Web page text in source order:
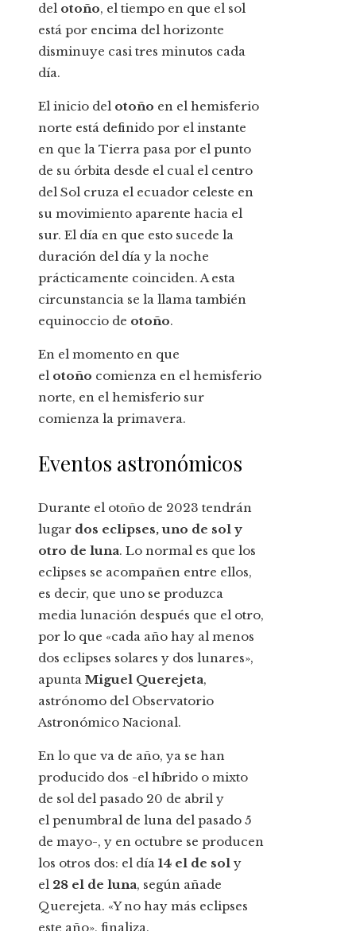
del otoño, el tiempo en que el sol
está por encima del horizonte
disminuye casi tres minutos cada
día.
El inicio del otoño en el hemisferio
norte está definido por el instante
en que la Tierra pasa por el punto
de su órbita desde el cual el centro
del Sol cruza el ecuador celeste en
su movimiento aparente hacia el
sur. El día en que esto sucede la
duración del día y la noche
prácticamente coinciden. A esta
circunstancia se la llama también
equinoccio de otoño.
En el momento en que
el otoño comienza en el hemisferio
norte, en el hemisferio sur
comienza la primavera.
Eventos astronómicos
Durante el otoño de 2023 tendrán
lugar dos eclipses, uno de sol y
otro de luna. Lo normal es que los
eclipses se acompañen entre ellos,
es decir, que uno se produzca
media lunación después que el otro,
por lo que «cada año hay al menos
dos eclipses solares y dos lunares»,
apunta Miguel Querejeta,
astrónomo del Observatorio
Astronómico Nacional.
En lo que va de año, ya se han
producido dos -el híbrido o mixto
de sol del pasado 20 de abril y
el penumbral de luna del pasado 5
de mayo-, y en octubre se producen
los otros dos: el día 14 el de sol y
el 28 el de luna, según añade
Querejeta. «Y no hay más eclipses
este año», finaliza.